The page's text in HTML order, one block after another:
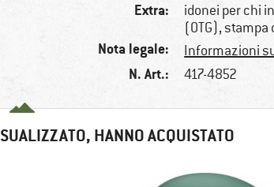
Extra:
idonei per chi
(OTG), stampa
Nota legale: Informazioni
N. Art.: 417-4852
HANNO ACQUISTATO